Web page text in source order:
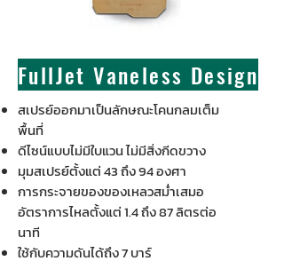
FullJet Vaneless Design
สเปรย์ออกมาเป็นลักษณะโคนกลมเต็ม
พื้นที่
ดีไซน์แบบไม่มีใบแวน ไม่มีสิ่งกีดขวาง
มุมสเปรย์ตั้งแต่ 43 ถึง 94 องศา
การกระจายของของเหลวสม่ำเสมอ
อัตราการไหลตั้งแต่ 1.4 ถึง 87 ลิตรต่อ
นาที
ใช้กับความดันได้ถึง 7 บาร์